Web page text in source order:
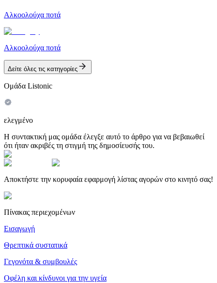
Αλκοολούχα ποτά
Αλκοολούχα ποτά
Δείτε όλες τις κατηγορίες
Ομάδα Listonic
ελεγμένο
Η συντακτική μας ομάδα έλεγξε αυτό το άρθρο για να βεβαιωθεί
ότι ήταν ακριβές τη στιγμή της δημοσίευσής του.
Αποκτήστε την κορυφαία εφαρμογή λίστας αγορών στο κινητό σας!
Πίνακας περιεχομένων
Εισαγωγή
Θρεπτικά συστατικά
Γεγονότα & συμβουλές
Οφέλη και κίνδυνοι για την υγεία